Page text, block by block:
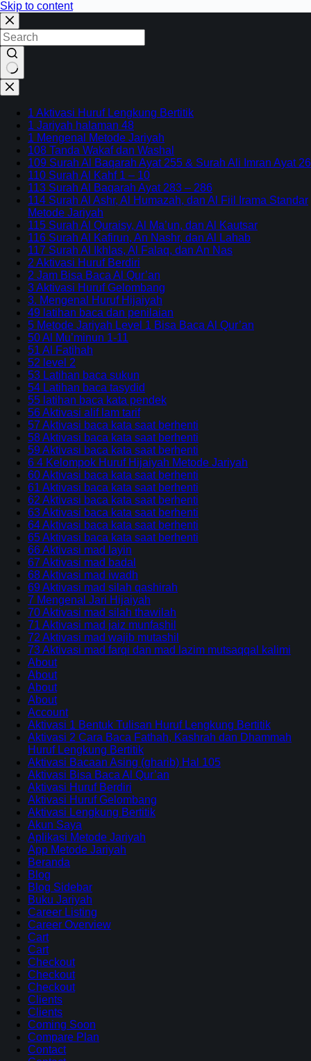
Skip to content
No
results
1 Aktivasi Huruf Lengkung Bertitik
1 Jariyah halaman 48
1 Mengenal Metode Jariyah
108 Tanda Wakaf dan Washal
109 Surah Al Baqarah Ayat 255 & Surah Ali Imran Ayat 26
110 Surah Al Kahf 1 – 10
113 Surah Al Baqarah Ayat 283 – 286
114 Surah Al Ashr, Al Humazah, dan Al Fiil Irama Standar
Metode Jariyah
115 Surah Al Quraisy, Al Ma’un, dan Al Kautsar
116 Surah Al Kafirun, An Nashr, dan Al Lahab
117 Surah Al Ikhlas, Al Falaq, dan An Nas
2 Aktivasi Huruf Berdiri
2 Jam Bisa Baca Al Qur’an
3 Aktivasi Huruf Gelombang
3. Mengenal Huruf Hijaiyah
49 latihan baca dan penilaian
5 Metode Jariyah Level 1 Bisa Baca Al Qur’an
50 Al Mu’minun 1-11
51 Al Fatihah
52 level 2
53 Latihan baca sukun
54 Latihan baca tasydid
55 latihan baca kata pendek
56 Aktivasi alif lam tarif
57 Aktivasi baca kata saat berhenti
58 Aktivasi baca kata saat berhenti
59 Aktivasi baca kata saat berhenti
6 4 Kelompok Huruf Hijaiyah Metode Jariyah
60 Aktivasi baca kata saat berhenti
61 Aktivasi baca kata saat berhenti
62 Aktivasi baca kata saat berhenti
63 Aktivasi baca kata saat berhenti
64 Aktivasi baca kata saat berhenti
65 Aktivasi baca kata saat berhenti
66 Aktivasi mad layin
67 Aktivasi mad badal
68 Aktivasi mad iwadh
69 Aktivasi mad silah qashirah
7 Mengenal Jari Hijaiyah
70 Aktivasi mad silah thawilah
71 Aktivasi mad jaiz munfashil
72 Aktivasi mad wajib mutashil
73 Aktivasi mad farqi dan mad lazim mutsaqqal kalimi
About
About
About
About
Account
Aktivasi 1 Bentuk Tulisan Huruf Lengkung Bertitik
Aktivasi 2 Cara Baca Fathah, Kashrah dan Dhammah
Huruf Lengkung Bertitik
Aktivasi Bacaan Asing (gharib) Hal 105
Aktivasi Bisa Baca Al Qur’an
Aktivasi Huruf Berdiri
Aktivasi Huruf Gelombang
Aktivasi Lengkung Bertitik
Akun Saya
Aplikasi Metode Jariyah
App Metode Jariyah
Beranda
Blog
Blog Sidebar
Buku Jariyah
Career Listing
Career Overview
Cart
Cart
Checkout
Checkout
Checkout
Clients
Clients
Coming Soon
Compare Plan
Contact